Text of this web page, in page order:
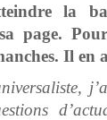
la
page.
Il en